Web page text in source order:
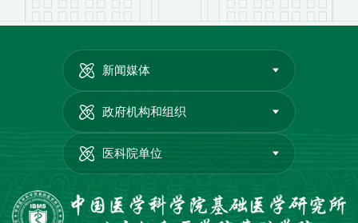
新闻媒体
政府机构和组织
医科院单位